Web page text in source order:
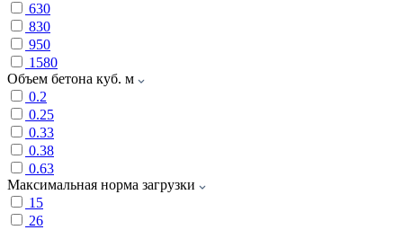
630
830
950
1580
Объем бетона куб. м
0.2
0.25
0.33
0.38
0.63
Максимальная норма загрузки
15
26